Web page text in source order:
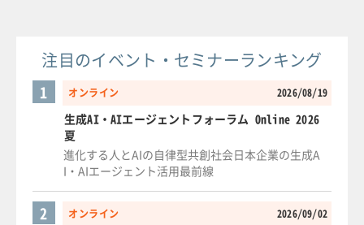
注目のイベント・セミナーランキング
オンライン 2026/08/19
1
生成AI・AIエージェントフォーラム Online 2026
夏
進化する人とAIの自律型共創社会日本企業の生成A
I・AIエージェント活用最前線
オンライン 2026/09/02
2